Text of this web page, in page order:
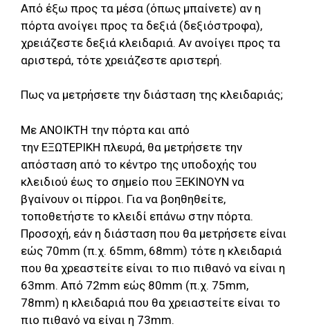
Από έξω προς τα μέσα (όπως μπαίνετε) αν η
πόρτα ανοίγει προς τα δεξιά (δεξιόστροφα),
χρειάζεστε δεξιά κλειδαριά. Αν ανοίγει προς τα
αριστερά, τότε χρειάζεστε αριστερή.
Πως να μετρήσετε την διάσταση της κλειδαριάς;
Με ΑΝΟΙΚΤΗ την πόρτα και από
την ΕΞΩΤΕΡΙΚΗ πλευρά, θα μετρήσετε την
απόσταση από το κέντρο της υποδοχής του
κλειδιού έως το σημείο που ΞΕΚΙΝΟΥΝ να
βγαίνουν οι πίρροι. Για να βοηθηθείτε,
τοποθετήστε το κλειδί επάνω στην πόρτα.
Προσοχή, εάν η διάσταση που θα μετρήσετε είναι
εώς 70mm (π.χ. 65mm, 68mm) τότε η κλειδαριά
που θα χρεαστείτε είναι το πιο πιθανό να είναι η
63mm. Από 72mm εώς 80mm (π.χ. 75mm,
78mm) η κλειδαριά που θα χρειαστείτε είναι το
πιο πιθανό να είναι η 73mm.